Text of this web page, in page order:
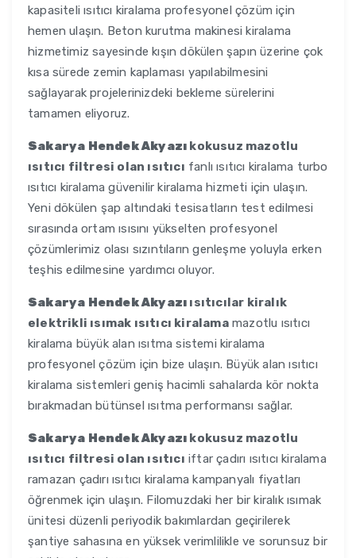
kapasiteli ısıtıcı kiralama profesyonel çözüm için
hemen ulaşın. Beton kurutma makinesi kiralama
hizmetimiz sayesinde kışın dökülen şapın üzerine çok
kısa sürede zemin kaplaması yapılabilmesini
sağlayarak projelerinizdeki bekleme sürelerini
tamamen eliyoruz.
Sakarya Hendek Akyazı kokusuz mazotlu
ısıtıcı filtresi olan ısıtıcı fanlı ısıtıcı kiralama turbo
ısıtıcı kiralama güvenilir kiralama hizmeti için ulaşın.
Yeni dökülen şap altındaki tesisatların test edilmesi
sırasında ortam ısısını yükselten profesyonel
çözümlerimiz olası sızıntıların genleşme yoluyla erken
teşhis edilmesine yardımcı oluyor.
Sakarya Hendek Akyazı ısıtıcılar kiralık
elektrikli ısımak ısıtıcı kiralamamazotlu ısıtıcı
kiralama büyük alan ısıtma sistemi kiralama
profesyonel çözüm için bize ulaşın. Büyük alan ısıtıcı
kiralama sistemleri geniş hacimli sahalarda kör nokta
bırakmadan bütünsel ısıtma performansı sağlar.
Sakarya Hendek Akyazı kokusuz mazotlu
ısıtıcı filtresi olan ısıtıcı iftar çadırı ısıtıcı kiralama
ramazan çadırı ısıtıcı kiralama kampanyalı fiyatları
öğrenmek için ulaşın. Filomuzdaki her bir kiralık ısımak
ünitesi düzenli periyodik bakımlardan geçirilerek
şantiye sahasına en yüksek verimlilikle ve sorunsuz bir